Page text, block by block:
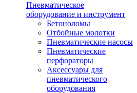
Пневматическое
оборудование и инструмент
Бетоноломы
Отбойные молотки
Пневматические насосы
Пневматические
перфораторы
Аксессуары для
пневматического
оборудования